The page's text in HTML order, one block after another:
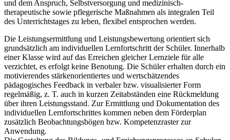
und dem Anspruch, Selbstversorgung und medizinisch-
therapeutische sowie pflegerische Maßnahmen als integralen Teil
des Unterrichtstages zu leben, flexibel entsprochen werden.
Die Leistungsermittlung und Leistungsbewertung orientiert sich
grundsätzlich am individuellen Lernfortschritt der Schüler. Innerhalb
einer Klasse wird auf das Erreichen gleicher Lernziele für alle
verzichtet, es erfolgt keine Benotung. Die Schüler erhalten durch ein
motivierendes stärkenorientiertes und wertschätzendes
pädagogisches Feedback in verbaler bzw. visualisierter Form
regelmäßig, z. T. auch in kurzen Zeitabständen eine Rückmeldung
über ihren Leistungsstand. Zur Ermittlung und Dokumentation des
individuellen Lernfortschrittes kommen neben dem Förderplan
zusätzlich Beobachtungsbögen bzw. Kompetenzraster zur
Anwendung.